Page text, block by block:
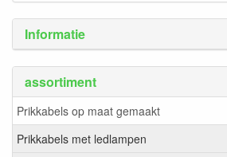
Informatie
assortiment
Prikkabels op maat gemaakt
Prikkabels met ledlampen